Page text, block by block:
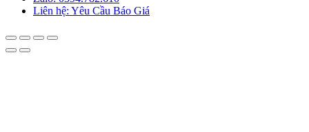
Liên hệ: Yêu Cầu Báo Giá